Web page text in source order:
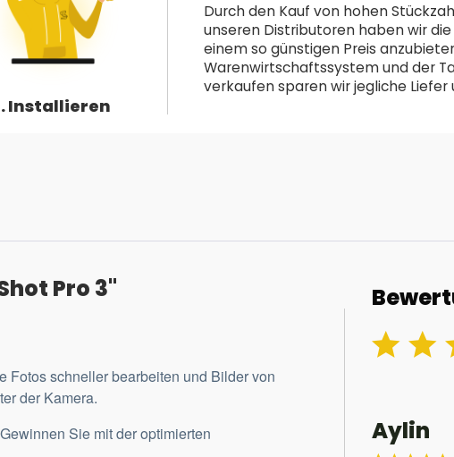
Installieren
Durch den Kauf von hohen
unseren Distributoren haben wir
einem so günstigen Preis
Warenwirtschaftssystem und der
verkaufen sparen wir jegliche Liefer
Pro 3"
Fotos schneller bearbeiten und Bilder von
der Kamera.
Sie mit der optimierten
Aylin